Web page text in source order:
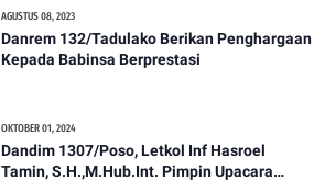
AGUSTUS 08, 2023
Danrem 132/Tadulako Berikan Penghargaan
Kepada Babinsa Berprestasi
OKTOBER 01, 2024
Dandim 1307/Poso, Letkol Inf Hasroel
Tamin, S.H.,M.Hub.Int. Pimpin Upacara